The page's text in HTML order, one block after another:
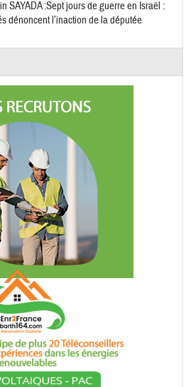
SAYADA :Sept jours de guerre en Israël :
dénoncent l’inaction de la députée